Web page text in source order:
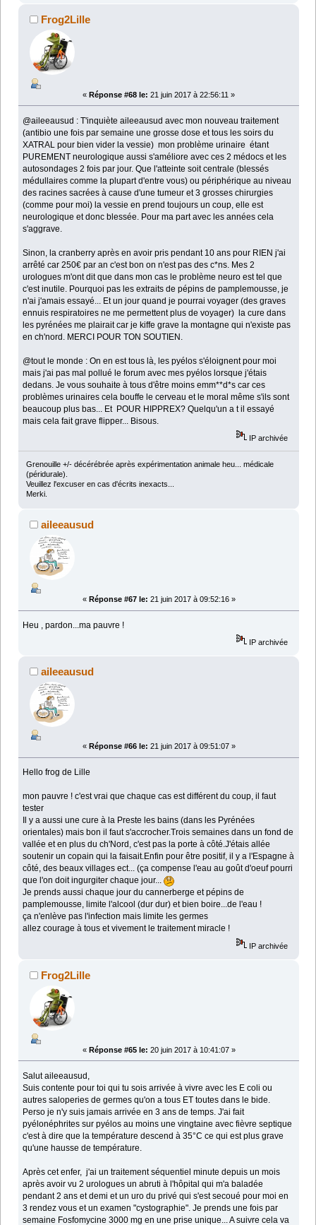
Frog2Lille
« Réponse #68 le: 21 juin 2017 à 22:56:11 »
@aileeausud : T'inquiète aileeausud avec mon nouveau traitement
(antibio une fois par semaine une grosse dose et tous les soirs du
XATRAL pour bien vider la vessie) mon problème urinaire étant
PUREMENT neurologique aussi s'améliore avec ces 2 médocs et les
autosondages 2 fois par jour. Que l'atteinte soit centrale (blessés
médullaires comme la plupart d'entre vous) ou périphérique au niveau
des racines sacrées à cause d'une tumeur et 3 grosses chirurgies
(comme pour moi) la vessie en prend toujours un coup, elle est
neurologique et donc blessée. Pour ma part avec les années cela
s'aggrave.
Sinon, la cranberry après en avoir pris pendant 10 ans pour RIEN j'ai
arrêté car 250€ par an c'est bon on n'est pas des c*ns. Mes 2
urologues m'ont dit que dans mon cas le problème neuro est tel que
c'est inutile. Pourquoi pas les extraits de pépins de pamplemousse, je
n'ai j'amais essayé... Et un jour quand je pourrai voyager (des graves
ennuis respiratoires ne me permettent plus de voyager) la cure dans
les pyrénées me plairait car je kiffe grave la montagne qui n'existe pas
en ch'nord. MERCI POUR TON SOUTIEN.
@tout le monde : On en est tous là, les pyélos s'éloignent pour moi
mais j'ai pas mal pollué le forum avec mes pyélos lorsque j'étais
dedans. Je vous souhaite à tous d'être moins emm**d*s car ces
problèmes urinaires cela bouffe le cerveau et le moral même s'ils sont
beaucoup plus bas... Et POUR HIPPREX? Quelqu'un a t il essayé
mais cela fait grave flipper... Bisous.
IP archivée
Grenouille +/- décérébrée après expérimentation animale heu... médicale
(péridurale).
Veuillez l'excuser en cas d'écrits inexacts...
Merki.
aileeausud
« Réponse #67 le: 21 juin 2017 à 09:52:16 »
Heu , pardon...ma pauvre !
IP archivée
aileeausud
« Réponse #66 le: 21 juin 2017 à 09:51:07 »
Hello frog de Lille
mon pauvre ! c'est vrai que chaque cas est différent du coup, il faut
tester
Il y a aussi une cure à la Preste les bains (dans les Pyrénées
orientales) mais bon il faut s'accrocher.Trois semaines dans un fond de
vallée et en plus du ch'Nord, c'est pas la porte à côté.J'étais allée
soutenir un copain qui la faisait.Enfin pour être positif, il y a l'Espagne à
côté, des beaux villages ect... (ça compense l'eau au goût d'oeuf pourri
que l'on doit ingurgiter chaque jour...
Je prends aussi chaque jour du cannerberge et pépins de
pamplemousse, limite l'alcool (dur dur) et bien boire...de l'eau !
ça n'enlève pas l'infection mais limite les germes
allez courage à tous et vivement le traitement miracle !
IP archivée
Frog2Lille
« Réponse #65 le: 20 juin 2017 à 10:41:07 »
Salut aileeausud,
Suis contente pour toi qui tu sois arrivée à vivre avec les E coli ou
autres saloperies de germes qu'on a tous ET toutes dans le bide.
Perso je n'y suis jamais arrivée en 3 ans de temps. J'ai fait
pyélonéphrites sur pyélos au moins une vingtaine avec fièvre septique
c'est à dire que la température descend à 35°C ce qui est plus grave
qu'une hausse de température.
Après cet enfer, j'ai un traitement séquentiel minute depuis un mois
après avoir vu 2 urologues un abruti à l'hôpital qui m'a baladée
pendant 2 ans et demi et un uro du privé qui s'est secoué pour moi en
3 rendez vous et un examen "cystographie". Je prends une fois par
semaine Fosfomycine 3000 mg en une prise unique... A suivre cela va